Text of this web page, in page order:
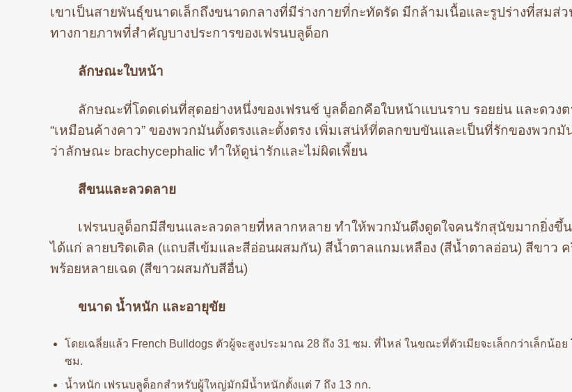
เขาเป็นสายพันธุ์ขนาดเล็กถึงขนาดกลางที่มีร่างกายที่กะทัดรัด มีกล้ามเนื้อและรูปร่างที่สมส่
ทางกายภาพที่สำคัญบางประการของเฟรนบลูด็อก
ลักษณะใบหน้า
ลักษณะที่โดดเด่นที่สุดอย่างหนึ่งของเฟรนช์ บูลด็อกคือใบหน้าแบนราบ รอยย่น และดวง
“เหมือนค้างคาว” ของพวกมันตั้งตรงและตั้งตรง เพิ่มเสน่ห์ที่ตลกขบขันและเป็นที่รักของพวกมั
ว่าลักษณะ brachycephalic ทำให้ดูน่ารักและไม่ผิดเพี้ยน
สีขนและลวดลาย
เฟรนบลูด็อกมีสีขนและลวดลายที่หลากหลาย ทำให้พวกมันดึงดูดใจคนรักสุนัขมากยิ่งขึ้
ได้แก่ ลายบริดเดิล (แถบสีเข้มและสีอ่อนผสมกัน) สีน้ำตาลแกมเหลือง (สีน้ำตาลอ่อน) สีขาว
พร้อยหลายเฉด (สีขาวผสมกับสีอื่น)
ขนาด น้ำหนัก และอายุขัย
โดยเฉลี่ยแล้ว French Bulldogs ตัวผู้จะสูงประมาณ 28 ถึง 31 ซม. ที่ไหล่ ในขณะที่ตัวเมียจะเล็กกว่าเล็กน้อย
ซม.
น้ำหนัก เฟรนบลูด็อกสำหรับผู้ใหญ่มักมีน้ำหนักตั้งแต่ 7 ถึง 13 กก.